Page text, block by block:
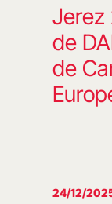
Jerez
de
de
24/12/